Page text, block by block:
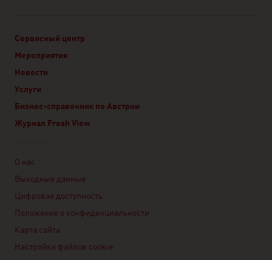
Сервисный центр
Мероприятия
Новости
Услуги
Бизнес-справочник по Австрии
Журнал Fresh View
О нас
Выходные данные
Цифровая доступность
Положение о конфиденциальности
Карта сайта
Настройки файлов cookie